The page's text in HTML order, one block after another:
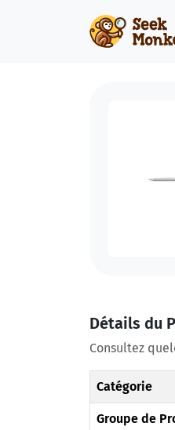
Détails du
Consultez
Catégorie
Groupe de